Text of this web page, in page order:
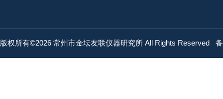
版权所有©2026 常州市金坛友联仪器研究所 All Rights Reserved